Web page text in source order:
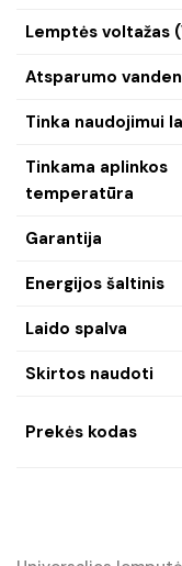
Lemptės voltažas
Atsparumo
Tinka naudojimui
Tinkama aplinkos
temperatūra
Garantija
Energijos šaltinis
Laido spalva
Skirtos naudoti
Prekės kodas